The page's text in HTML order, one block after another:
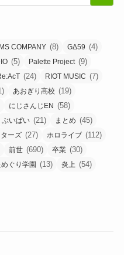
COMPANY (8) GΔ59 (4)
(5) Palette Project (9)
(24) RIOT MUSIC (7)
あおぎり高校 (19)
にじさんじEN (58)
ぶいぱい (21) まとめ (45)
ーズ (27) ホロライブ (112)
前世 (690) 卒業 (30)
ぐり学園 (13) 炎上 (54)